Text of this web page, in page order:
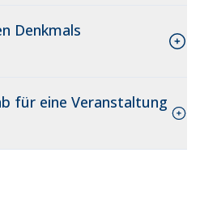
Denkmals
für eine Veranstaltung